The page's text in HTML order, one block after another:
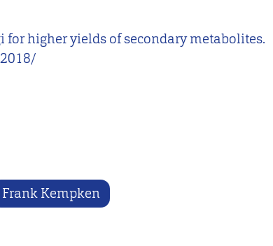
for higher yields of secondary metabolites.
Frank Kempken